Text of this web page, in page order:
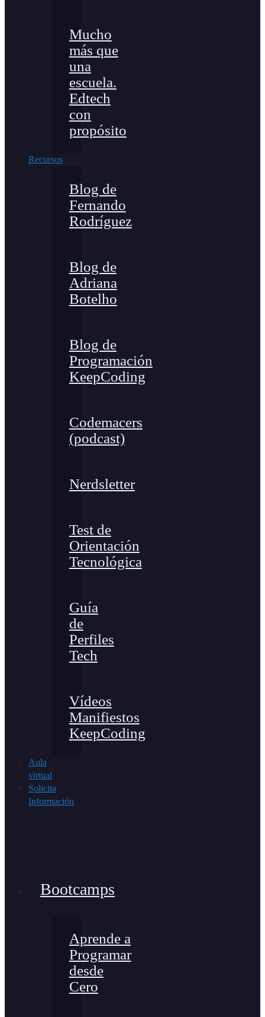
Mucho
más que
una
escuela.
Edtech
con
propósito
Recursos
Blog de
Fernando
Rodríguez
Blog de
Adriana
Botelho
Blog de
Programación
KeepCoding
Codemacers
(podcast)
Nerdsletter
Test de
Orientación
Tecnológica
Guía
de
Perfiles
Tech
Vídeos
Manifiestos
KeepCoding
Aula
virtual
Solicita
Información
Bootcamps
Aprende a
Programar
desde
Cero